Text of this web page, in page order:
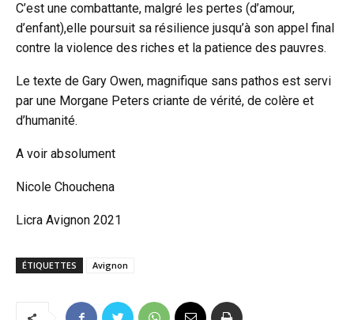
C’est une combattante, malgré les pertes (d’amour,
d’enfant),elle poursuit sa résilience jusqu’à son appel final
contre la violence des riches et la patience des pauvres.
Le texte de Gary Owen, magnifique sans pathos est servi
par une Morgane Peters criante de vérité, de colère et
d’humanité.
A voir absolument
Nicole Chouchena
Licra Avignon 2021
ÉTIQUETTES Avignon